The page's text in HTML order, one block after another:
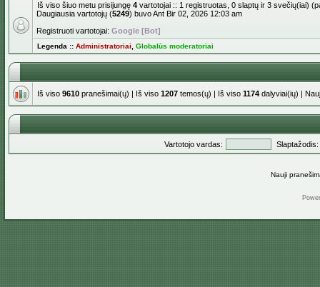
Iš viso šiuo metu prisijungę 4 vartotojai :: 1 registruotas, 0 slaptų ir 3 svečių(iai)
Daugiausia vartotojų (5249) buvo Ant Bir 02, 2026 12:03 am
Registruoti vartotojai: Google [Bot]
Legenda :: Administratoriai Globalūs moderatoriai
Iš viso 9610 pranešimai(ų) | Iš viso 1207 temos(ų) | Iš viso 1174 dalyviai(ių) |
Vartotojo vardas: Slaptažodis:
Nauji